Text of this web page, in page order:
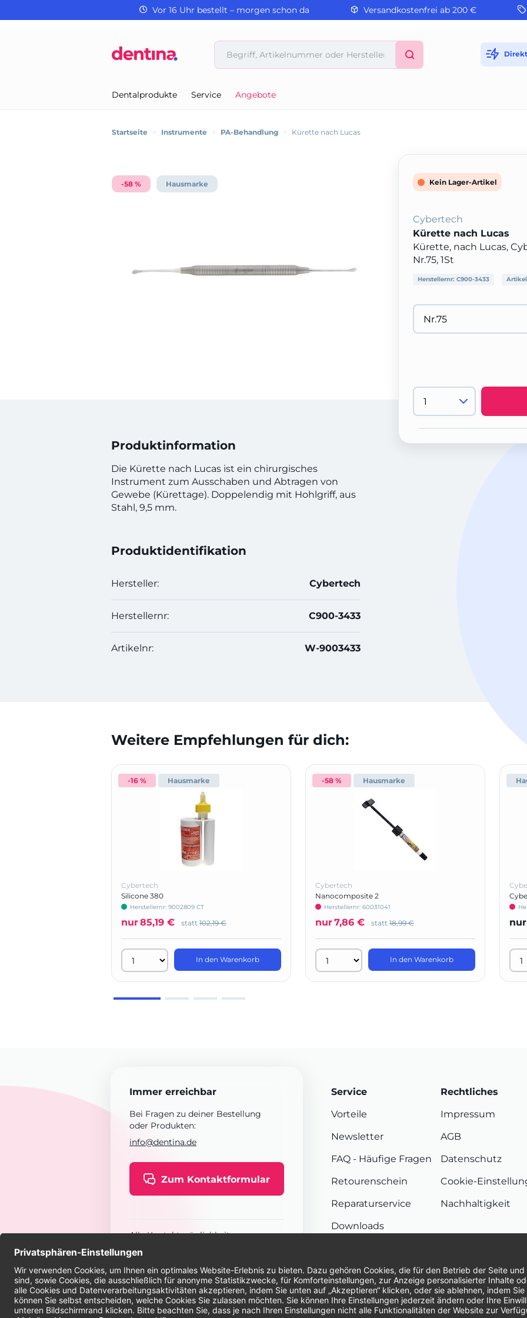
Vor 16 Uhr bestellt – morgen schon da Versandkostenfrei ab 200 €
Dentalprodukte Service Angebote
Startseite > Instrumente > PA-Behandlung > Kürette nach Lucas
-58 % Hausmarke
Produktinformation
Die Kürette nach Lucas ist ein chirurgisches
Instrument zum Ausschaben und Abtragen von
Gewebe (Kürettage). Doppelendig mit Hohlgriff, aus
Stahl, 9,5 mm.
Produktidentifikation
Hersteller: Cybertech
Herstellernr: C900-3433
Artikelnr: W-9003433
Kein Lager-Artikel
Cybertech
Kürette nach Lucas
Kürette, nach Lucas,
Nr.75, 1St
Herstellernr: C900-3433
Weitere Empfehlungen für dich:
-16 % Hausmarke
Cybertech
Silicone 380
Herstellernr: 9002809 CT
nur85,19 € statt 102,19 €
In den Warenkorb
-58 % Hausmarke
Cybertech
Nanocomposite 2
Herstellernr: 60031041
nur7,86 € statt 18,99 €
In den Warenkorb
nur
Immer erreichbar
Bei Fragen zu deiner Bestellung
oder Produkten:
info@dentina.de
Zum Kontaktformular
Alle Kontaktmöglichkeiten
Service
Vorteile
Newsletter
FAQ - Häufige Fragen
Retourenschein
Reparaturservice
Downloads
Rechtliches
Impressum
AGB
Datenschutz
Cookie-
Nachhaltigkeit